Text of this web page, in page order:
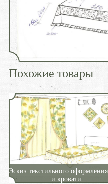
Похожие товары
Эскиз текстильного
и кровати